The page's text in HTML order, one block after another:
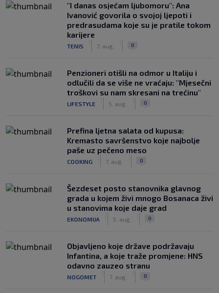
"I danas osjećam ljubomoru": Ana
Ivanović govorila o svojoj ljepoti i
predrasudama koje su je pratile tokom
karijere
TENIS 7. aug. 0
Penzioneri otišli na odmor u Italiju i
odlučili da se više ne vraćaju: "Mjesečni
troškovi su nam skresani na trećinu"
LIFESTYLE 5. aug. 0
Prefina ljetna salata od kupusa:
Kremasto savršenstvo koje najbolje
paše uz pečeno meso
COOKING 7. aug. 0
Šezdeset posto stanovnika glavnog
grada u kojem živi mnogo Bosanaca živi
u stanovima koje daje grad
EKONOMIJA 5. aug. 0
Objavljeno koje države podržavaju
Infantina, a koje traže promjene: HNS
odavno zauzeo stranu
NOGOMET 7. aug. 0